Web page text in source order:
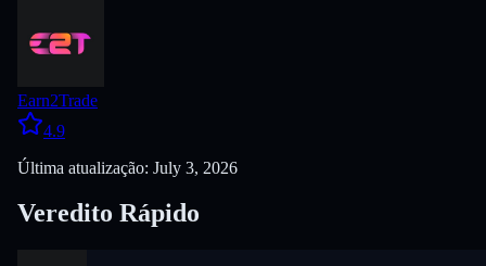
Earn2Trade
4.9
Última atualização: July 3, 2026
Veredito Rápido